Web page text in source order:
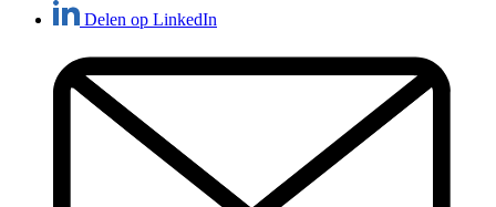
Delen op LinkedIn